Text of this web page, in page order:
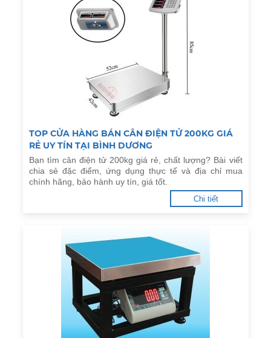
TOP CỬA HÀNG BÁN CÂN ĐIỆN TỬ 200KG GIÁ
RẺ UY TÍN TẠI BÌNH DƯƠNG
Bạn tìm cân điện tử 200kg giá rẻ, chất lượng? Bài viết
chia sẻ đặc điểm, ứng dụng thực tế và địa chỉ mua
chính hãng, bảo hành uy tín, giá tốt.
Chi tiết